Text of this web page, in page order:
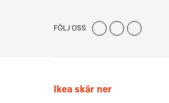
FÖLJ OSS
Ikea skär ner